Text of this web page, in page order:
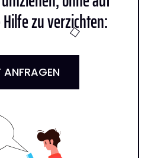
zu verzichten:
ANFRAGEN